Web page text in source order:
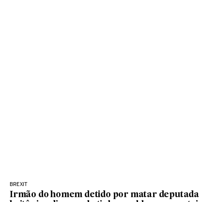
BREXIT
Irmão do homem detido por matar deputada